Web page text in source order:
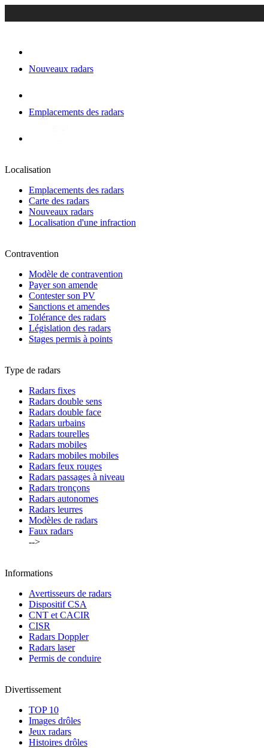
Nouveaux radars
Emplacements des radars
Localisation
Emplacements des radars
Carte des radars
Nouveaux radars
Localisation d'une infraction
Contravention
Modèle de contravention
Payer son amende
Contester son PV
Sanctions et amendes
Tolérance des radars
Législation des radars
Stages permis à points
Type de radars
Radars fixes
Radars double sens
Radars double face
Radars urbains
Radars tourelles
Radars mobiles
Radars mobiles mobiles
Radars feux rouges
Radars passages à niveau
Radars tronçons
Radars autonomes
Radars leurres
Modèles de radars
Faux radars
-->
Informations
Avertisseurs de radars
Dispositif CSA
CNT et CACIR
CISR
Radars Doppler
Radars laser
Permis de conduire
Divertissement
TOP 10
Images drôles
Jeux radars
Histoires drôles